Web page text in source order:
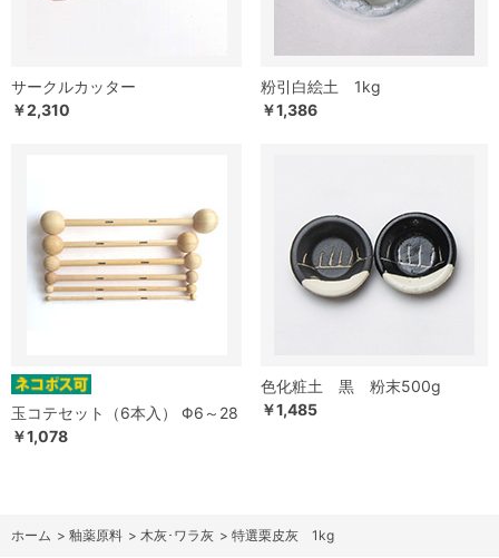
サークルカッター
￥2,310
粉引白絵土 1kg
￥1,386
玉コテセット（6本入） Φ6～28
￥1,078
色化粧土 黒 粉末500g
￥1,485
ホーム > 釉薬原料 > 木灰･ワラ灰 > 特選栗皮灰 1kg